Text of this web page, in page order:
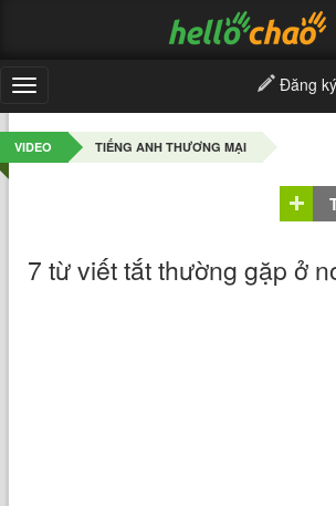
Toggle
navigation
Đăng ký
VIDEO TIẾNG ANH THƯƠNG MẠI
7 từ viết tắt thường gặp ở